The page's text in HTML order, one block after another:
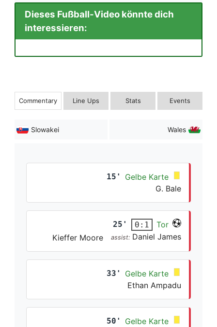
Dieses Fußball-Video könnte dich
interessieren:
Commentary Line Ups Stats Events
Slowakei Wales
15'
Gelbe Karte
G. Bale
25' 0:1
Tor
Kieffer Moore
assist: Daniel James
33'
Gelbe Karte
Ethan Ampadu
50'
Gelbe Karte